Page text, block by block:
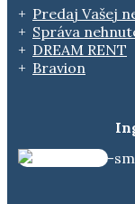
Predaj Vašej
Správa
DREAM RENT
Bravion